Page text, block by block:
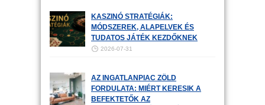
KASZINÓ STRATÉGIÁK:
MÓDSZEREK, ALAPELVEK ÉS
TUDATOS JÁTÉK KEZDŐKNEK
2026-07-31
AZ INGATLANPIAC ZÖLD
FORDULATA: MIÉRT KERESIK A
BEFEKTETŐK AZ